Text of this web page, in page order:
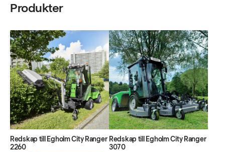
Produkter
Redskap till Egholm City Ranger
2260
Redskap till Egholm City Ranger
3070